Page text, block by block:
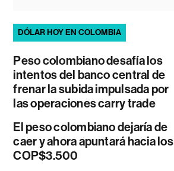
DÓLAR HOY EN COLOMBIA
Peso colombiano desafía los
intentos del banco central de
frenar la subida impulsada por
las operaciones carry trade
El peso colombiano dejaría de
caer y ahora apuntará hacia los
COP$3.500